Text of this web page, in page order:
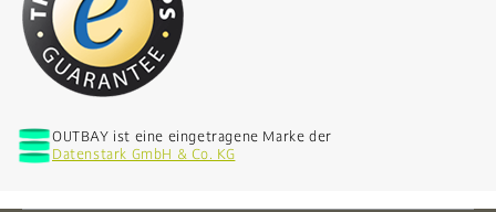
OUTBAY ist eine eingetragene Marke der
Datenstark GmbH & Co. KG